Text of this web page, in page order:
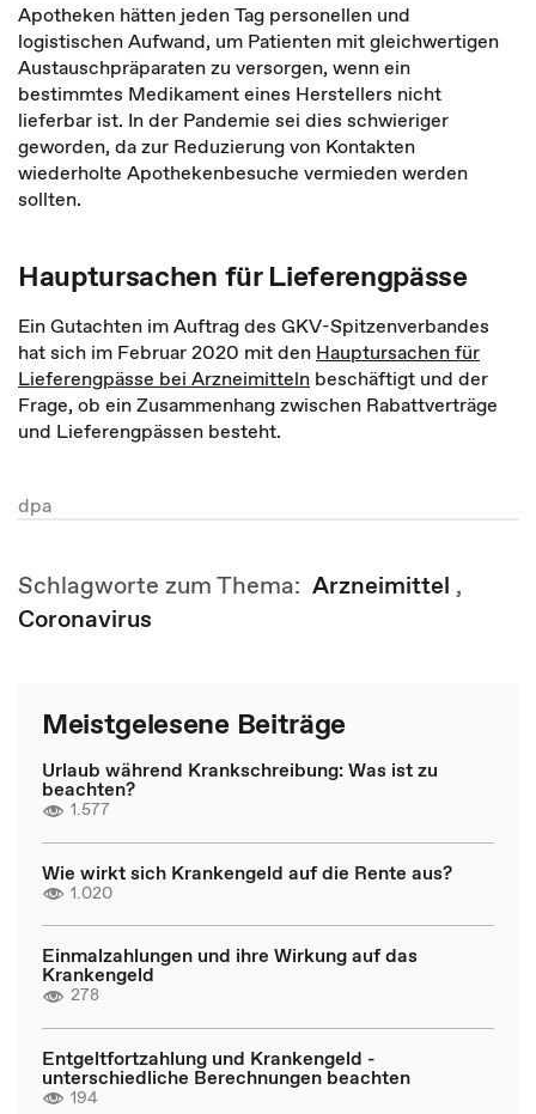
Apotheken hätten jeden Tag personellen und
logistischen Aufwand, um Patienten mit gleichwertigen
Austauschpräparaten zu versorgen, wenn ein
bestimmtes Medikament eines Herstellers nicht
lieferbar ist. In der Pandemie sei dies schwieriger
geworden, da zur Reduzierung von Kontakten
wiederholte Apothekenbesuche vermieden werden
sollten.
Hauptursachen für Lieferengpässe
Ein Gutachten im Auftrag des GKV-Spitzenverbandes
hat sich im Februar 2020 mit den Hauptursachen für
Lieferengpässe bei Arzneimitteln beschäftigt und der
Frage, ob ein Zusammenhang zwischen Rabattverträge
und Lieferengpässen besteht.
dpa
Schlagworte zum Thema: Arzneimittel ,
Coronavirus
Meistgelesene Beiträge
Urlaub während Krankschreibung: Was ist zu
beachten?
1.577
Wie wirkt sich Krankengeld auf die Rente aus?
1.020
Einmalzahlungen und ihre Wirkung auf das
Krankengeld
278
Entgeltfortzahlung und Krankengeld -
unterschiedliche Berechnungen beachten
194